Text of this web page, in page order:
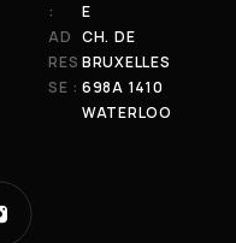
:
E
AD
RES
SE :
CH. DE
BRUXELLES
698A 1410
WATERLOO